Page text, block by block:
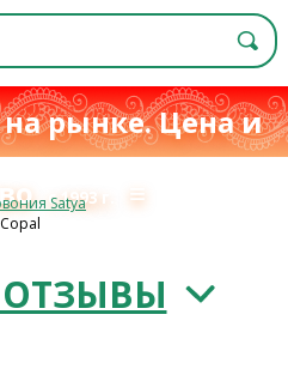
рынке. Цена и
с 1993 г. ≡
Satya